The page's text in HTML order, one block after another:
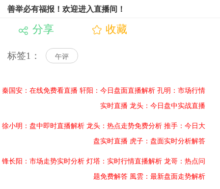
善举必有福报！欢迎进入直播间！
分享 收藏
标签1： 午评
秦国安：在线免费看直播 轩阳：今日盘面直播解析 孔明：市场行情
实时直播 龙头：今日盘中实战直播
徐小明：盘中即时直播解析 龙头：热点走势免费分析 推手：今日大
盘实时直播 虎子：盘面实时分析解答
锋长阳：市场走势实时分析 灯塔：实时行情直播解析 龙哥：热点问
题免费解答 風雲：最新盘面走势解析